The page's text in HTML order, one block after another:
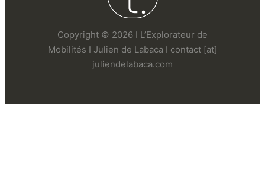
Copyright © 2026 I L’Explorateur de
Mobilités I Julien de Labaca I contact [at]
juliendelabaca.com